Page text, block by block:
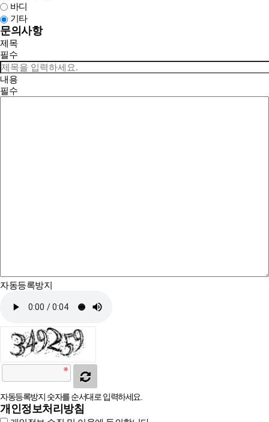
바디
기타
문의사항
제목
필수
내용
필수
자동등록방지
자동등록방지 숫자를 순서대로 입력하세요.
개인정보처리방침